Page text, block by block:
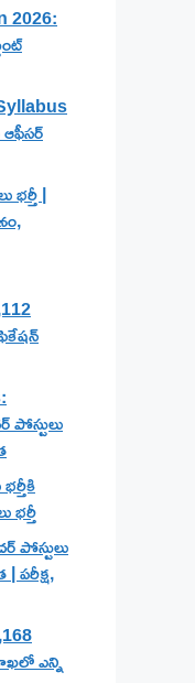
2026:
భర్తీ |
భర్తీ
పోస్టులు
పరీక్ష,
ఎన్ని